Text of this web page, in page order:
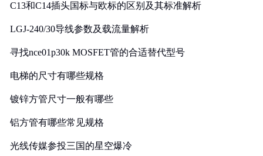
C13和C14插头国标与欧标的区别及其标准解析
LGJ-240/30导线参数及载流量解析
寻找nce01p30k MOSFET管的合适替代型号
电梯的尺寸有哪些规格
镀锌方管尺寸一般有哪些
铝方管有哪些常见规格
光线传媒参投三国的星空爆冷